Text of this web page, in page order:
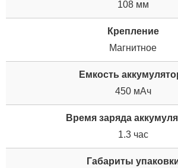
108 мм
Крепление
Магнитное
Емкость
450 мАч
Время заряда
1.3 час
Габариты